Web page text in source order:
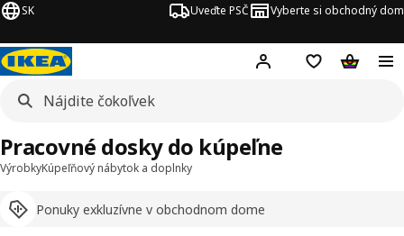
SK Uveďte PSČ Vyberte si obchodný dom
Hej! Prihlásenie
NákupnýNákupný
VýrobkyKúpeľňový nábytok a doplnky
Ponuky exkluzívne v obchodnom dome
Pracovné dosky do kúpeľne